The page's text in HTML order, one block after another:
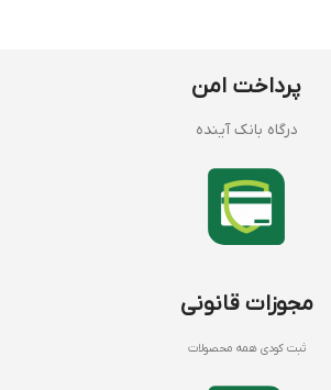
پرداخت امن
درگاه بانک آینده
مجوزات قانونی
ثبت کودی همه محصولات